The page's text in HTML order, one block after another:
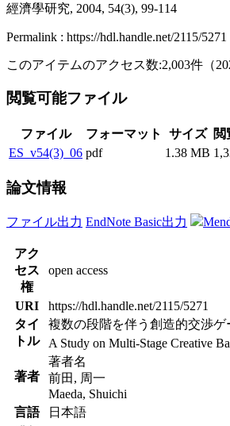
經濟學研究, 2004, 54(3), 99-114
Permalink : https://hdl.handle.net/2115/5271
このアイテムのアクセス数:2,003件 （
閲覧可能ファイル
ファイル フォーマット サイズ 閲
ES_v54(3)_06 pdf 1.38 MB
論文情報
ファイル出力 EndNote Basic出力
アク
セス
権
open access
URI
https://hdl.handle.net/2115/5271
タイ
トル
複数の段階を伴う創造的交渉ゲ
A Study on Multi-Stage Creative
著者
著者名
前田, 周一
Maeda, Shuichi
言語
日本語